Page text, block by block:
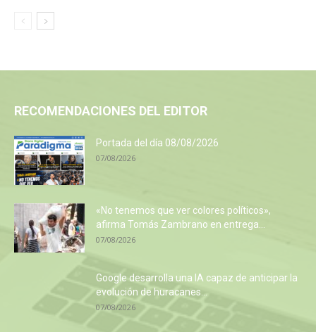
RECOMENDACIONES DEL EDITOR
Portada del día 08/08/2026
07/08/2026
«No tenemos que ver colores políticos»,
afirma Tomás Zambrano en entrega...
07/08/2026
Google desarrolla una IA capaz de anticipar la
evolución de huracanes...
07/08/2026